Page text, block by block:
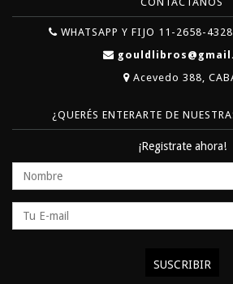
WHATSAPP Y FIJO 11-2658-
Acevedo 388,
¿QUERÉS ENTERARTE DE
¡Registrate ahora!